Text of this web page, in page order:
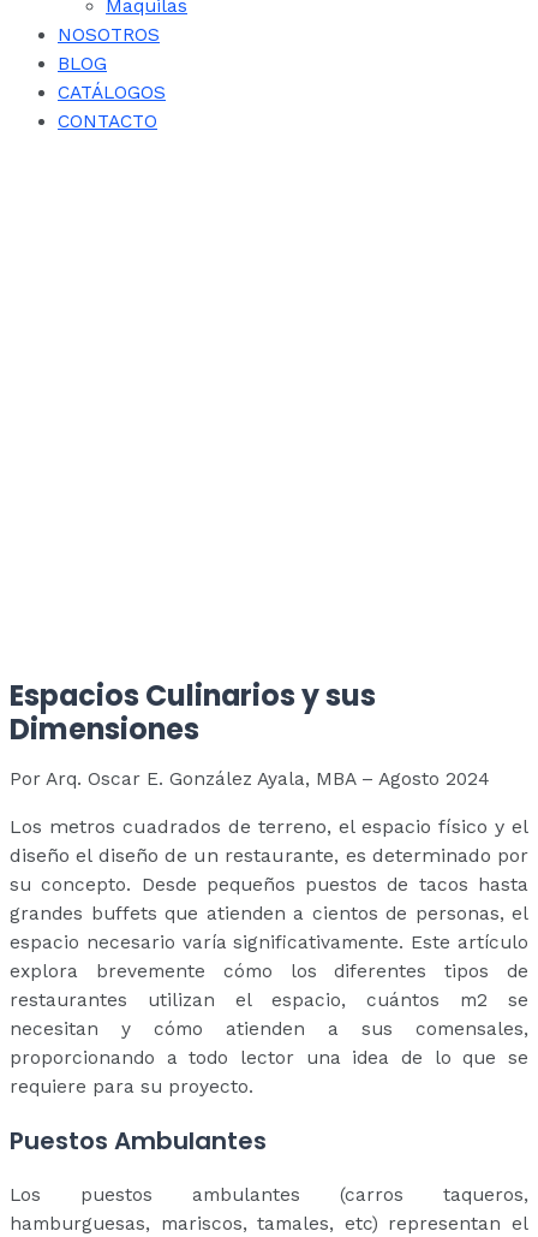
Maquilas
NOSOTROS
BLOG
CATÁLOGOS
CONTACTO
Espacios Culinarios y sus
Dimensiones
Por Arq. Oscar E. González Ayala, MBA – Agosto 2024
Los metros cuadrados de terreno, el espacio físico y el
diseño el diseño de un restaurante, es determinado por
su concepto. Desde pequeños puestos de tacos hasta
grandes buffets que atienden a cientos de personas, el
espacio necesario varía significativamente. Este artículo
explora brevemente cómo los diferentes tipos de
restaurantes utilizan el espacio, cuántos m2 se
necesitan y cómo atienden a sus comensales,
proporcionando a todo lector una idea de lo que se
requiere para su proyecto.
Puestos Ambulantes
Los puestos ambulantes (carros taqueros,
hamburguesas, mariscos, tamales, etc) representan el